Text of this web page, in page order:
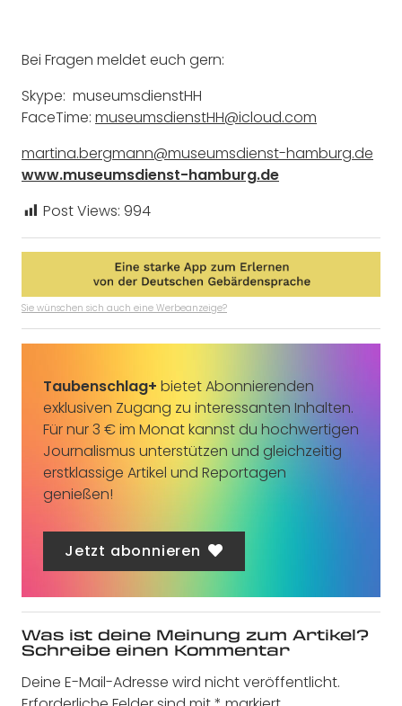
Bei Fragen meldet euch gern:
Skype: museumsdienstHH
FaceTime: museumsdienstHH@icloud.com
martina.bergmann@museumsdienst-hamburg.de
www.museumsdienst-hamburg.de
Post Views: 994
Sie wünschen sich auch eine Werbeanzeige?
Taubenschlag+ bietet Abonnierenden
exklusiven Zugang zu interessanten Inhalten.
Für nur 3 € im Monat kannst du hochwertigen
Journalismus unterstützen und gleichzeitig
erstklassige Artikel und Reportagen
genießen!
Jetzt abonnieren
Was ist deine Meinung zum Artikel?
Schreibe einen Kommentar
Deine E-Mail-Adresse wird nicht veröffentlicht.